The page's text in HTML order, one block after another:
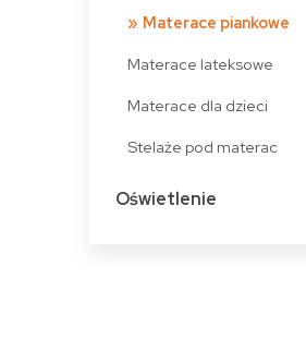
Materace piankowe
Materace lateksowe
Materace dla dzieci
Stelaże pod materac
Oświetlenie